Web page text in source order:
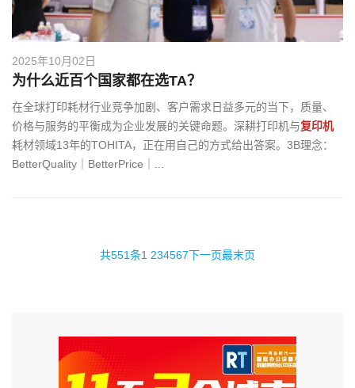
2025年10月02日
为什么近百个国家都在选TA？
在全球打印耗材行业竞争加剧、客户需求日益多元的当下，质量、
价格与服务的平衡成为企业发展的关键命题。深耕打印机与复印机
耗材领域13年的TOHITA，正在用自己的方式给出答案。3B理念：
BetterQuality｜BetterPrice｜...
共551条1 234567下一页最末页